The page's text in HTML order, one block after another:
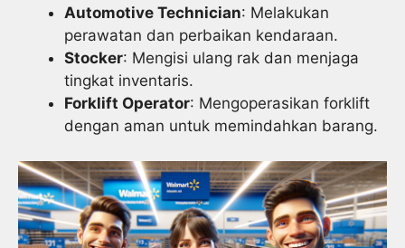
Automotive Technician: Melakukan
perawatan dan perbaikan kendaraan.
Stocker: Mengisi ulang rak dan menjaga
tingkat inventaris.
Forklift Operator: Mengoperasikan forklift
dengan aman untuk memindahkan barang.